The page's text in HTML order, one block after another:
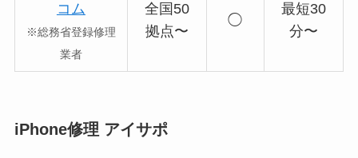
コム
※総務省登録修理
業者
全国50
拠点〜
◯
最短30
分〜
iPhone修理 アイサポ